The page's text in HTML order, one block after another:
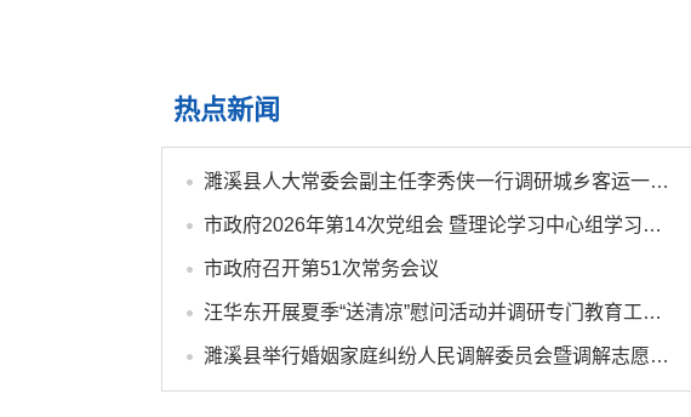
热点新闻
濉溪县人大常委会副主任李秀侠一行调研城乡客运一体化和治超工作
市政府2026年第14次党组会 暨理论学习中心组学习会议召开 蒋曦主持会议并讲话
市政府召开第51次常务会议
汪华东开展夏季“送清凉”慰问活动并调研专门教育工作 落实落细防暑降温措施 用心用情关爱一线职工
濉溪县举行婚姻家庭纠纷人民调解委员会暨调解志愿者服务团成立仪式